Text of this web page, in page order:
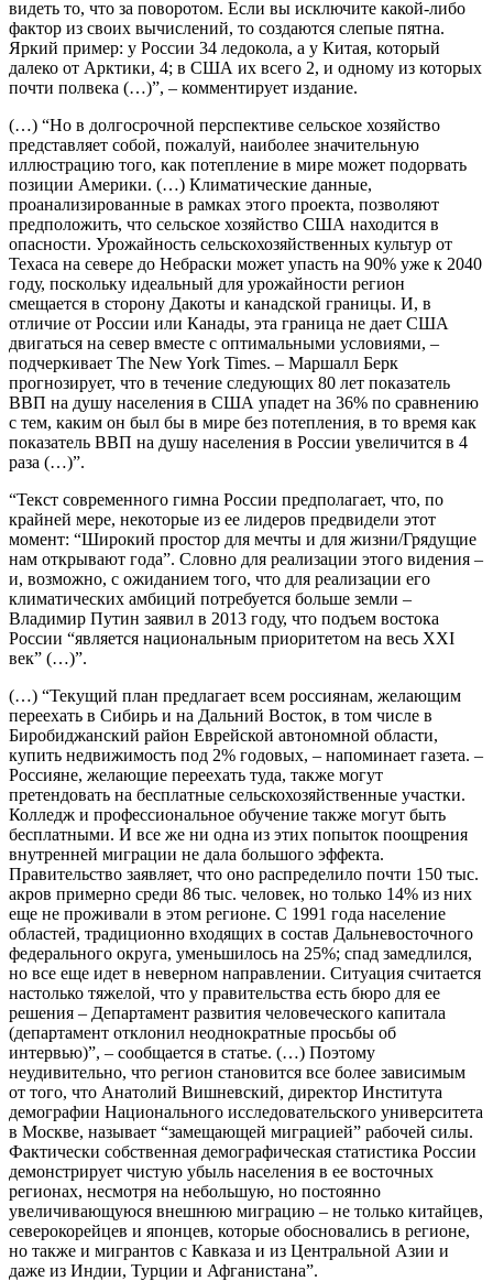
видеть то, что за поворотом. Если вы исключите какой-либо
фактор из своих вычислений, то создаются слепые пятна.
Яркий пример: у России 34 ледокола, а у Китая, который
далеко от Арктики, 4; в США их всего 2, и одному из которых
почти полвека (…)”, – комментирует издание.
(…) “Но в долгосрочной перспективе сельское хозяйство
представляет собой, пожалуй, наиболее значительную
иллюстрацию того, как потепление в мире может подорвать
позиции Америки. (…) Климатические данные,
проанализированные в рамках этого проекта, позволяют
предположить, что сельское хозяйство США находится в
опасности. Урожайность сельскохозяйственных культур от
Техаса на севере до Небраски может упасть на 90% уже к 2040
году, поскольку идеальный для урожайности регион
смещается в сторону Дакоты и канадской границы. И, в
отличие от России или Канады, эта граница не дает США
двигаться на север вместе с оптимальными условиями, –
подчеркивает The New York Times. – Маршалл Берк
прогнозирует, что в течение следующих 80 лет показатель
ВВП на душу населения в США упадет на 36% по сравнению
с тем, каким он был бы в мире без потепления, в то время как
показатель ВВП на душу населения в России увеличится в 4
раза (…)”.
“Текст современного гимна России предполагает, что, по
крайней мере, некоторые из ее лидеров предвидели этот
момент: “Широкий простор для мечты и для жизни/Грядущие
нам открывают года”. Словно для реализации этого видения –
и, возможно, с ожиданием того, что для реализации его
климатических амбиций потребуется больше земли –
Владимир Путин заявил в 2013 году, что подъем востока
России “является национальным приоритетом на весь XXI
век” (…)”.
(…) “Текущий план предлагает всем россиянам, желающим
переехать в Сибирь и на Дальний Восток, в том числе в
Биробиджанский район Еврейской автономной области,
купить недвижимость под 2% годовых, – напоминает газета. –
Россияне, желающие переехать туда, также могут
претендовать на бесплатные сельскохозяйственные участки.
Колледж и профессиональное обучение также могут быть
бесплатными. И все же ни одна из этих попыток поощрения
внутренней миграции не дала большого эффекта.
Правительство заявляет, что оно распределило почти 150 тыс.
акров примерно среди 86 тыс. человек, но только 14% из них
еще не проживали в этом регионе. С 1991 года население
областей, традиционно входящих в состав Дальневосточного
федерального округа, уменьшилось на 25%; спад замедлился,
но все еще идет в неверном направлении. Ситуация считается
настолько тяжелой, что у правительства есть бюро для ее
решения – Департамент развития человеческого капитала
(департамент отклонил неоднократные просьбы об
интервью)”, – сообщается в статье. (…) Поэтому
неудивительно, что регион становится все более зависимым
от того, что Анатолий Вишневский, директор Института
демографии Национального исследовательского университета
в Москве, называет “замещающей миграцией” рабочей силы.
Фактически собственная демографическая статистика России
демонстрирует чистую убыль населения в ее восточных
регионах, несмотря на небольшую, но постоянно
увеличивающуюся внешнюю миграцию – не только китайцев,
северокорейцев и японцев, которые обосновались в регионе,
но также и мигрантов с Кавказа и из Центральной Азии и
даже из Индии, Турции и Афганистана”.